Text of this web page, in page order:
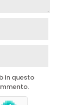
in questo